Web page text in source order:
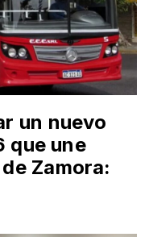
un nuevo
que une
Zamora: